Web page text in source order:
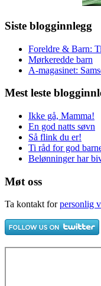
Siste blogginnlegg
Foreldre & Barn:
Mørkeredde barn
A-magasinet:
Mest leste
Ikke gå, Mamma!
En god natts søvn
Så flink du er!
Ti råd for god
Belønninger har
Møt oss
Ta kontakt forpersonlig